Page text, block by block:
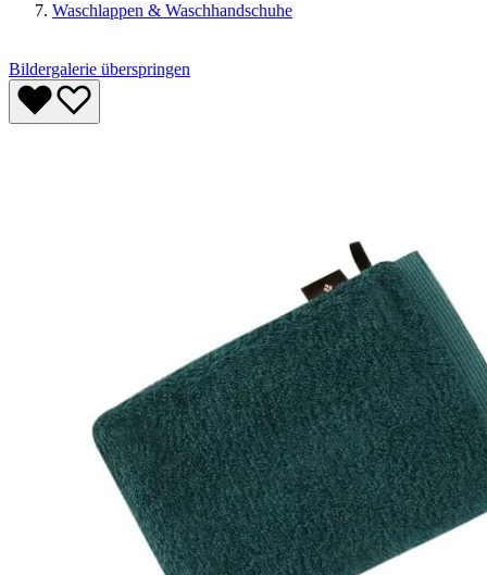
Waschlappen & Waschhandschuhe
Bildergalerie überspringen